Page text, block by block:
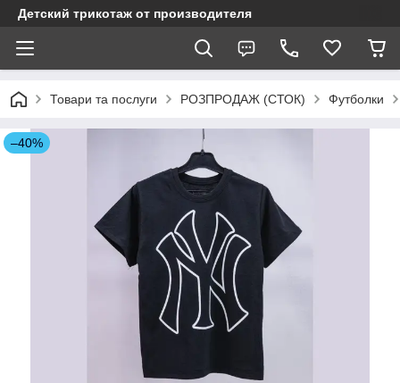
Детский трикотаж от производителя
Товари та послуги РОЗПРОДАЖ (СТОК) Футболки
–40%